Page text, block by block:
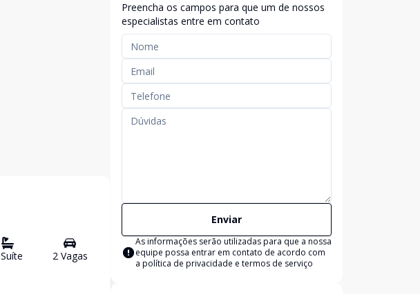
Suíte 2Vagas
Preencha os campos para que um de nossos
especialistas entre em contato
Enviar
As informações serão utilizadas para que a nossa
equipe possa entrar em contato de acordo com
a política de privacidade e termos de serviço